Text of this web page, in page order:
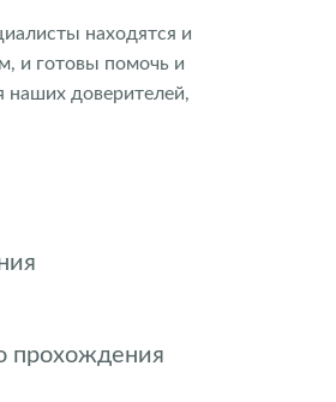
находятся и
и готовы помочь и
наших доверителей,
прохождения